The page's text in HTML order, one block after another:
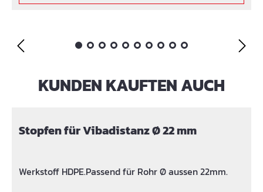
Produktgalerie überspringen
KUNDEN KAUFTEN AUCH
Stopfen für Vibadistanz Ø 22 mm
Werkstoff HDPE.Passend für Rohr Ø aussen 22mm.